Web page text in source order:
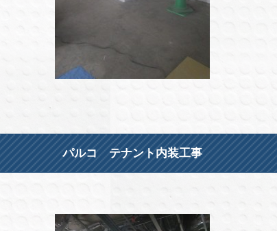
パルコ テナント内装工事